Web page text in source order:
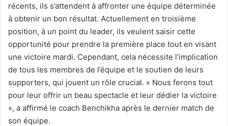
récents, ils s’attendent à affronter une équipe déterminée
à obtenir un bon résultat. Actuellement en troisième
position, à un point du leader, ils veulent saisir cette
opportunité pour prendre la première place tout en visant
une victoire mardi. Cependant, cela nécessite l’implication
de tous les membres de l’équipe et le soutien de leurs
supporters, qui jouent un rôle crucial. « Nous ferons tout
pour leur offrir un beau spectacle et leur dédier la victoire
», a affirmé le coach Benchikha après le dernier match de
son équipe.